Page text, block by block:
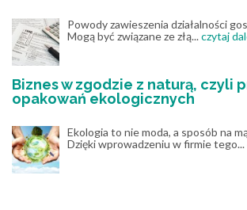
Powody zawieszenia działalności
Mogą być związane ze złą...czytaj
Biznes w zgodzie z naturą, czyli
opakowań ekologicznych
Ekologia to nie moda, a sposób na
Dzięki wprowadzeniu w firmie tego...